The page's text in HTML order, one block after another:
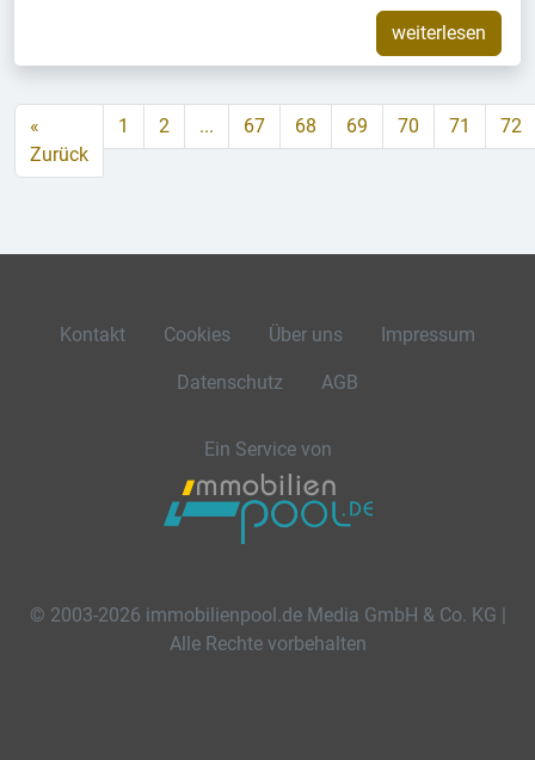
weiterlesen
«
Zurück
1 2 ... 67 68 69 70 71 72
Kontakt Cookies Über uns Impressum
Datenschutz AGB
Ein Service von
© 2003-2026 immobilienpool.de Media GmbH & Co. KG |
Alle Rechte vorbehalten